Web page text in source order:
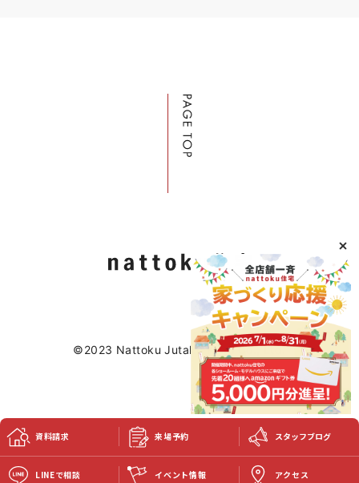
©2023 Nattoku Jutaku Kobo Co., Ltd.
資料請求 来場予約 スタッフブログ
LINEで相談 イベント情報 アクセス